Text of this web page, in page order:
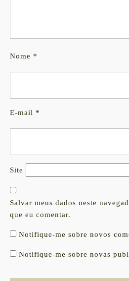
Nome *
E-mail *
Site
Salvar meus dados neste
que eu comentar.
Notifique-me sobre novos
Notifique-me sobre novas